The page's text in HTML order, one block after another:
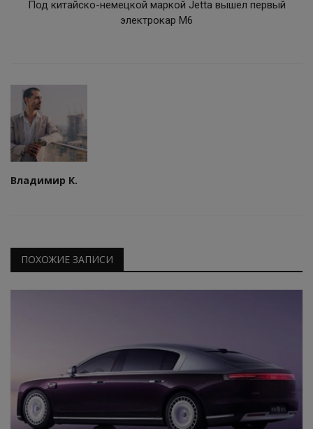
Под китайско-немецкой маркой Jetta вышел первый
электрокар M6
Владимир К.
ПОХОЖИЕ ЗАПИСИ